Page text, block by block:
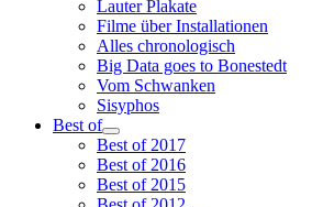
Lauter Plakate
Filme über Installationen
Alles chronologisch
Big Data goes to Bonestedt
Vom Schwanken
Sisyphos
Best of
Best of 2017
Best of 2016
Best of 2015